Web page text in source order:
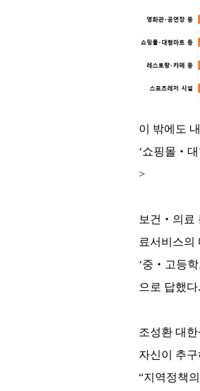
이 밖에도
‘쇼핑몰‧대
>
보건‧의료
료서비스의
‘중‧고등학
으로 답했
조성환 대
자신이 추
“지역정책